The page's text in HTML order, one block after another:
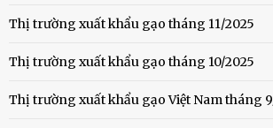
Thị trường xuất khẩu gạo tháng 11/2025
Thị trường xuất khẩu gạo tháng 10/2025
Thị trường xuất khẩu gạo Việt Nam tháng